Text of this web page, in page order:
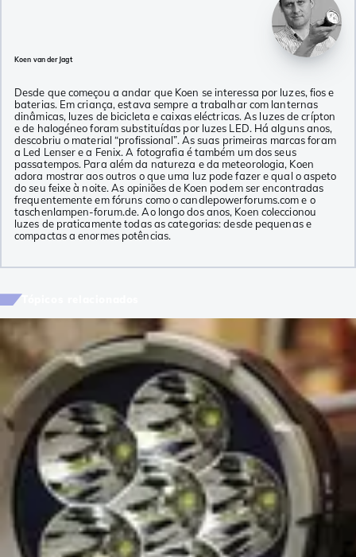
Koen van der Jagt
Desde que começou a andar que Koen se interessa por luzes, fios e
baterias. Em criança, estava sempre a trabalhar com lanternas
dinâmicas, luzes de bicicleta e caixas eléctricas. As luzes de crípton
e de halogéneo foram substituídas por luzes LED. Há alguns anos,
descobriu o material “profissional”. As suas primeiras marcas foram
a Led Lenser e a Fenix. A fotografia é também um dos seus
passatempos. Para além da natureza e da meteorologia, Koen
adora mostrar aos outros o que uma luz pode fazer e qual o aspeto
do seu feixe à noite. As opiniões de Koen podem ser encontradas
frequentemente em fóruns como o candlepowerforums.com e o
taschenlampen-forum.de. Ao longo dos anos, Koen coleccionou
luzes de praticamente todas as categorias: desde pequenas e
compactas a enormes potências.